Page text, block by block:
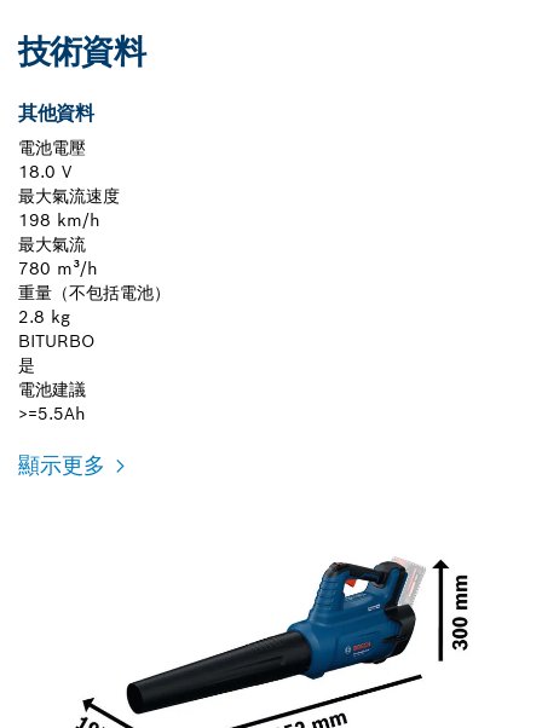
技術資料
其他資料
電池電壓
18.0 V
最大氣流速度
198 km/h
最大氣流
780 m³/h
重量（不包括電池）
2.8 kg
BITURBO
是
電池建議
>=5.5Ah
顯示更多